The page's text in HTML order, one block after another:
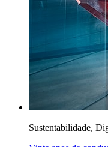
Sustentabilidade,